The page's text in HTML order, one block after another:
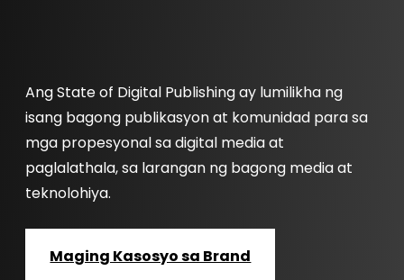
Ang State of Digital Publishing ay lumilikha ng
isang bagong publikasyon at komunidad para sa
mga propesyonal sa digital media at
paglalathala, sa larangan ng bagong media at
teknolohiya.
Maging Kasosyo sa Brand